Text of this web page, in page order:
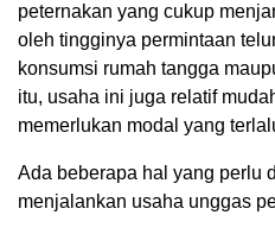
peternakan yang cukup
oleh tingginya permintaan
konsumsi rumah tangga
itu, usaha ini juga relatif
memerlukan modal yang
Ada beberapa hal yang perlu
menjalankan usaha unggas